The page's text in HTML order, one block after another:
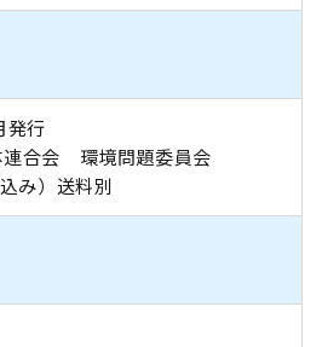
発行
連合会 環境問題委員会
み）送料別